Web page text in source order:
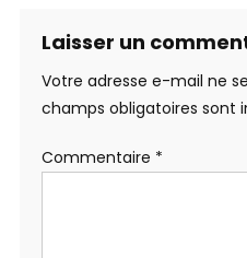
Laisser un
Votre adresse e-mail ne
champs obligatoires sont
Commentaire *